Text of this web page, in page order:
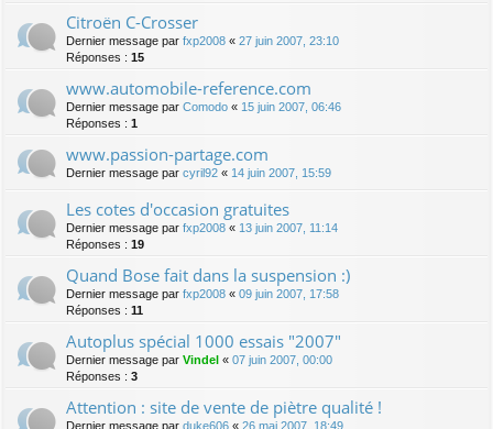
Citroën C-Crosser
Dernier message par fxp2008 « 27 juin 2007, 23:10
Réponses : 15
www.automobile-reference.com
Dernier message par Comodo « 15 juin 2007, 06:46
Réponses : 1
www.passion-partage.com
Dernier message par cyril92 « 14 juin 2007, 15:59
Les cotes d'occasion gratuites
Dernier message par fxp2008 « 13 juin 2007, 11:14
Réponses : 19
Quand Bose fait dans la suspension :)
Dernier message par fxp2008 « 09 juin 2007, 17:58
Réponses : 11
Autoplus spécial 1000 essais "2007"
Dernier message par Vindel « 07 juin 2007, 00:00
Réponses : 3
Attention : site de vente de piètre qualité !
Dernier message par duke606 « 26 mai 2007, 18:49